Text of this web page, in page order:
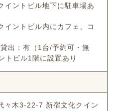
ントビル地下に駐車場あ
ントビル内にカフェ、コ
出：有（1台/予約可・無
ビル1階に設置あり
々木3-22-7 新宿文化クイン